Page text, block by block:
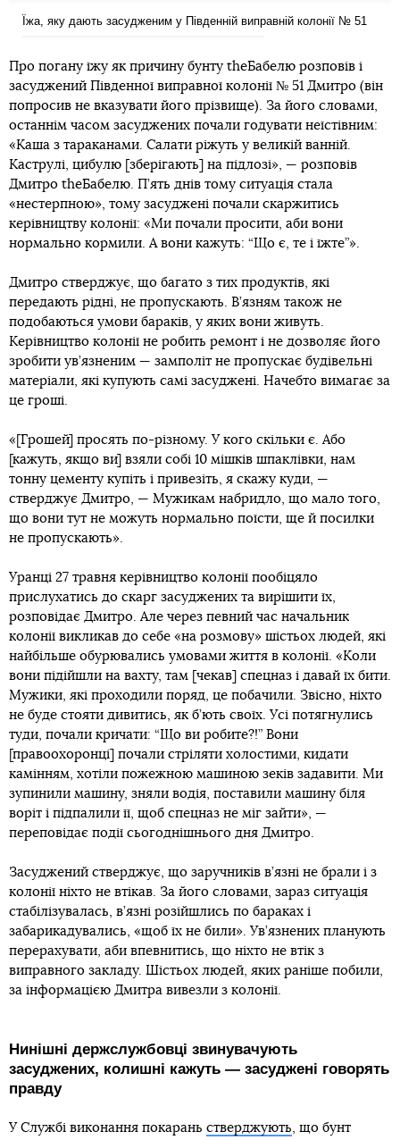
Їжа, яку дають засудженим у Південній виправній колонії № 51
Про погану їжу як причину бунту theБабелю розповів і
засуджений Південної виправної колонії № 51 Дмитро (він
попросив не вказувати його прізвище). За його словами,
останнім часом засуджених почали годувати неїстівним:
«Каша з тараканами. Салати ріжуть у великій ванній.
Каструлі, цибулю [зберігають] на підлозі», — розповів
Дмитро theБабелю. П’ять днів тому ситуація стала
«нестерпною», тому засуджені почали скаржитись
керівництву колонії: «Ми почали просити, аби вони
нормально кормили. А вони кажуть: “Що є, те і їжте”».
Дмитро стверджує, що багато з тих продуктів, які
передають рідні, не пропускають. В’язням також не
подобаються умови бараків, у яких вони живуть.
Керівництво колонії не робить ремонт і не дозволяє його
зробити ув’язненим — замполіт не пропускає будівельні
матеріали, які купують самі засуджені. Начебто вимагає за
це гроші.
«[Грошей] просять по-різному. У кого скільки є. Або
[кажуть, якщо ви] взяли собі 10 мішків шпаклівки, нам
тонну цементу купіть і привезіть, я скажу куди, —
стверджує Дмитро, — Мужикам набридло, що мало того,
що вони тут не можуть нормально поїсти, ще й посилки
не пропускають».
Уранці 27 травня керівництво колонії пообіцяло
прислухатись до скарг засуджених та вирішити їх,
розповідає Дмитро. Але через певний час начальник
колонії викликав до себе «на розмову» шістьох людей, які
найбільше обурювались умовами життя в колонії. «Коли
вони підійшли на вахту, там [чекав] спецназ і давай їх бити.
Мужики, які проходили поряд, це побачили. Звісно, ніхто
не буде стояти дивитись, як б’ють своїх. Усі потягнулись
туди, почали кричати: “Що ви робите?!” Вони
[правоохоронці] почали стріляти холостими, кидати
камінням, хотіли пожежною машиною зеків задавити. Ми
зупинили машину, зняли водія, поставили машину біля
воріт і підпалили її, щоб спецназ не міг зайти», —
переповідає події сьогоднішнього дня Дмитро.
Засуджений стверджує, що заручників в’язні не брали і з
колонії ніхто не втікав. За його словами, зараз ситуація
стабілізувалась, в’язні розійшлись по бараках і
забарикадувались, «щоб їх не били». Ув’язнених планують
перерахувати, аби впевнитись, що ніхто не втік з
виправного закладу. Шістьох людей, яких раніше побили,
за інформацією Дмитра вивезли з колонії.
Нинішні держслужбовці звинувачують
засуджених, колишні кажуть — засуджені говорять
правду
У Службі виконання покарань стверджують, що бунт